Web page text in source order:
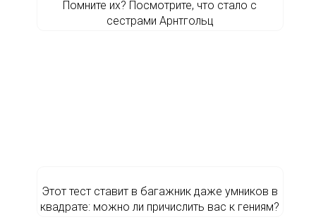
Помните их? Посмотрите, что стало с
сестрами Арнтгольц
Этот тест ставит в багажник даже умников в
квадрате: можно ли причислить вас к гениям?